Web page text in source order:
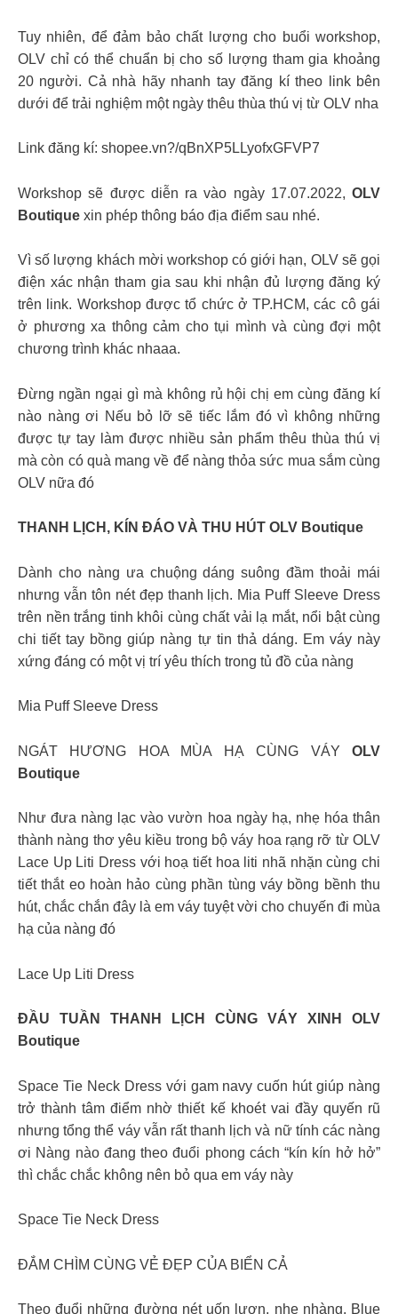
Tuy nhiên, để đảm bảo chất lượng cho buổi workshop,
OLV chỉ có thể chuẩn bị cho số lượng tham gia khoảng
20 người. Cả nhà hãy nhanh tay đăng kí theo link bên
dưới để trải nghiệm một ngày thêu thùa thú vị từ OLV nha
Link đăng kí: shopee.vn?/qBnXP5LLyofxGFVP7
Workshop sẽ được diễn ra vào ngày 17.07.2022, OLV
Boutique xin phép thông báo địa điểm sau nhé.
Vì số lượng khách mời workshop có giới hạn, OLV sẽ gọi
điện xác nhận tham gia sau khi nhận đủ lượng đăng ký
trên link. Workshop được tổ chức ở TP.HCM, các cô gái
ở phương xa thông cảm cho tụi mình và cùng đợi một
chương trình khác nhaaa.
Đừng ngần ngại gì mà không rủ hội chị em cùng đăng kí
nào nàng ơi Nếu bỏ lỡ sẽ tiếc lắm đó vì không những
được tự tay làm được nhiều sản phẩm thêu thùa thú vị
mà còn có quà mang về để nàng thỏa sức mua sắm cùng
OLV nữa đó
THANH LỊCH, KÍN ĐÁO VÀ THU HÚT OLV Boutique
Dành cho nàng ưa chuộng dáng suông đầm thoải mái
nhưng vẫn tôn nét đẹp thanh lịch. Mia Puff Sleeve Dress
trên nền trắng tinh khôi cùng chất vải lạ mắt, nổi bật cùng
chi tiết tay bồng giúp nàng tự tin thả dáng. Em váy này
xứng đáng có một vị trí yêu thích trong tủ đồ của nàng
Mia Puff Sleeve Dress
NGÁT HƯƠNG HOA MÙA HẠ CÙNG VÁY OLV
Boutique
Như đưa nàng lạc vào vườn hoa ngày hạ, nhẹ hóa thân
thành nàng thơ yêu kiều trong bộ váy hoa rạng rỡ từ OLV
Lace Up Liti Dress với hoạ tiết hoa liti nhã nhặn cùng chi
tiết thắt eo hoàn hảo cùng phần tùng váy bồng bềnh thu
hút, chắc chắn đây là em váy tuyệt vời cho chuyến đi mùa
hạ của nàng đó
Lace Up Liti Dress
ĐẦU TUẦN THANH LỊCH CÙNG VÁY XINH OLV
Boutique
Space Tie Neck Dress với gam navy cuốn hút giúp nàng
trở thành tâm điểm nhờ thiết kế khoét vai đầy quyến rũ
nhưng tổng thể váy vẫn rất thanh lịch và nữ tính các nàng
ơi Nàng nào đang theo đuổi phong cách “kín kín hở hở”
thì chắc chắc không nên bỏ qua em váy này
Space Tie Neck Dress
ĐẮM CHÌM CÙNG VẺ ĐẸP CỦA BIỂN CẢ
Theo đuổi những đường nét uốn lượn, nhẹ nhàng. Blue